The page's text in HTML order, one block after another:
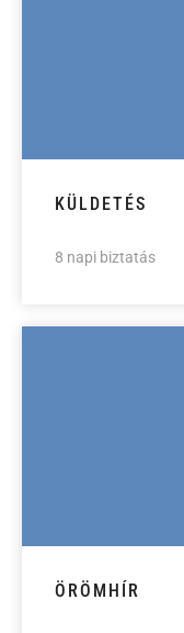
KÜLDETÉS
8 napi biztatás
ÖRÖMHÍR